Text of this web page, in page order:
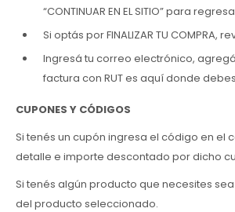
“CONTINUAR EN EL SITIO” para
Si optás por FINALIZAR TU
Ingresá tu correo electrónico,
factura con RUT es aquí donde
CUPONES Y CÓDIGOS
Si tenés un cupón ingresa el código en el
detalle e importe descontado por dicho
Si tenés algún producto que necesites
del producto seleccionado.